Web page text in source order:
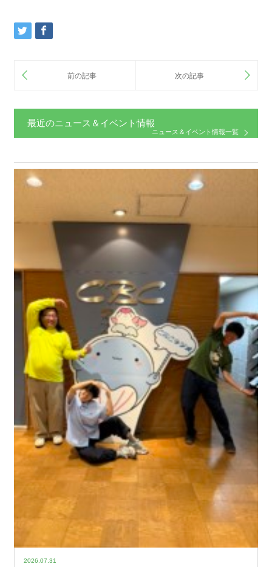
最近のニュース＆イベント情報
ニュース＆イベント情報一覧
2026.07.31